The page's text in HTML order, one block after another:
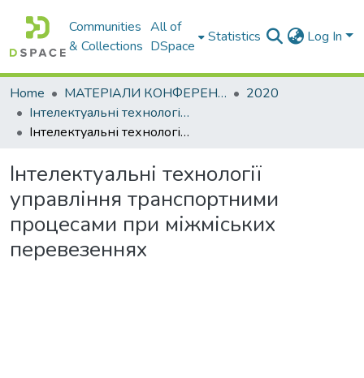
Communities
& Collections
All of
DSpace
Statistics Log In
Home МАТЕРІАЛИ КОНФЕРЕНЦІЙ
2020
Інтелектуальні технології управління транспортними процесами. Секція: Інтелектуальні технології управління транспортними процесами
Інтелектуальні технології управління транспортними процесами при міжміських перевезеннях
Інтелектуальні технології
управління транспортними
процесами при міжміських
перевезеннях